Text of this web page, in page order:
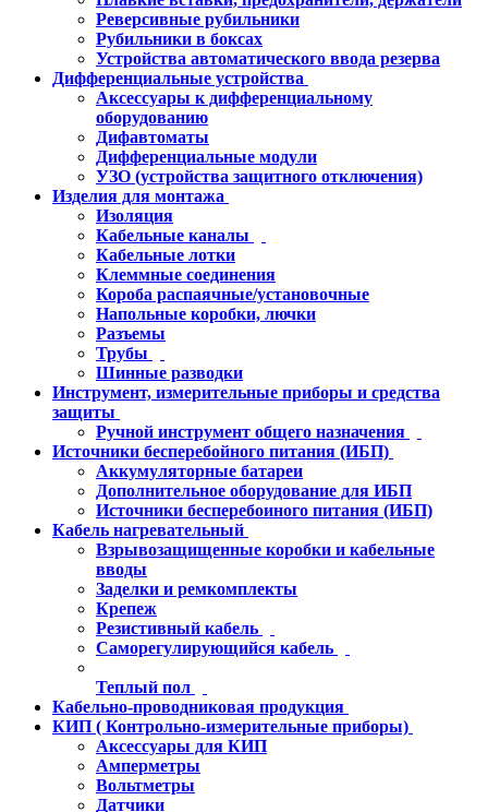
Реверсивные рубильники
Рубильники в боксах
Устройства автоматического ввода резерва
Дифференциальные устройства
Аксессуары к дифференциальному
оборудованию
Дифавтоматы
Дифференциальные модули
УЗО (устройства защитного отключения)
Изделия для монтажа
Изоляция
Кабельные каналы
Кабельные лотки
Клеммные соединения
Короба распаячные/установочные
Напольные коробки, лючки
Разъемы
Трубы
Шинные разводки
Инструмент, измерительные приборы и средства
защиты
Ручной инструмент общего назначения
Источники бесперебойного питания (ИБП)
Аккумуляторные батареи
Дополнительное оборудование для ИБП
Источники бесперебоиного питания (ИБП)
Кабель нагревательный
Взрывозащищенные коробки и кабельные
вводы
Заделки и ремкомплекты
Крепеж
Резистивный кабель
Саморегулирующийся кабель
Теплый пол
Кабельно-проводниковая продукция
КИП ( Контрольно-измерительные приборы)
Аксессуары для КИП
Амперметры
Вольтметры
Датчики